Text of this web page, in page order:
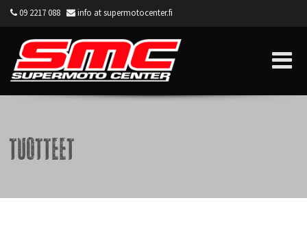
09 2217 088 info at supermotocenter.fi
Tuotteet